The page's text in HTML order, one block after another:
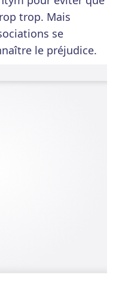
trop. Mais
se
le préjudice.